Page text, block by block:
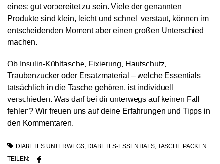
eines: gut vorbereitet zu sein. Viele der genannten
Produkte sind klein, leicht und schnell verstaut, können im
entscheidenden Moment aber einen großen Unterschied
machen.
Ob Insulin-Kühltasche, Fixierung, Hautschutz,
Traubenzucker oder Ersatzmaterial – welche Essentials
tatsächlich in die Tasche gehören, ist individuell
verschieden. Was darf bei dir unterwegs auf keinen Fall
fehlen? Wir freuen uns auf deine Erfahrungen und Tipps in
den Kommentaren.
DIABETES UNTERWEGS DIABETES-ESSENTIALS TASCHE PACKEN
TEILEN: